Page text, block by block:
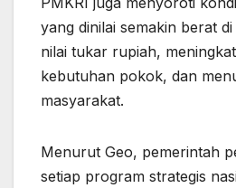
yang dinilai semakin berat
nilai tukar rupiah,
kebutuhan pokok, dan
masyarakat.
Menurut Geo, pemerintah
setiap program strategis